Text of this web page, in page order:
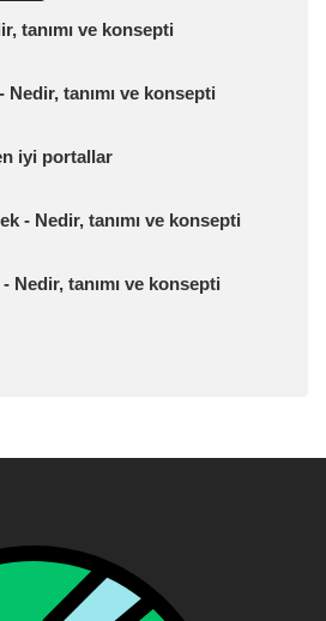
tanımı ve konsepti
Nedir, tanımı ve konsepti
iyi portallar
- Nedir, tanımı ve konsepti
Nedir, tanımı ve konsepti